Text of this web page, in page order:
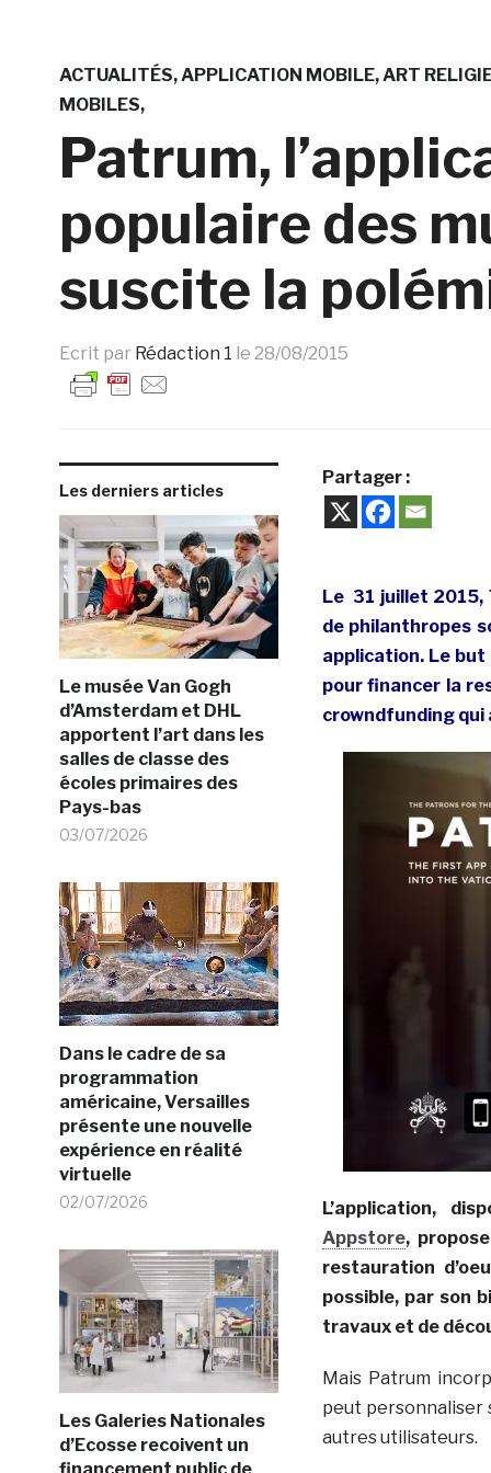
ACTUALITÉS APPLICATION MOBILE ART
MOBILES
Patrum,
populaire des
suscite la
Ecrit par Rédaction 1 le 28/08/2015
Les derniers articles
Le musée Van Gogh
d’Amsterdam et DHL
apportent l’art dans les
salles de classe des
écoles primaires des
Pays-bas
03/07/2026
Dans le cadre de sa
programmation
américaine, Versailles
présente une nouvelle
expérience en réalité
virtuelle
02/07/2026
Les Galeries Nationales
d’Ecosse recoivent un
Partager :
Le 31 juillet 2015,
de philanthropes
application. Le
pour financer la
crowndfunding qui
L’application,
Appstore,
restauration
possible, par son
travaux et de
Mais Patrum
peut personnaliser
autres utilisateurs.